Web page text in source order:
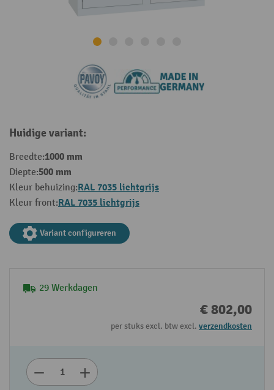
Huidige variant:
Breedte:1000 mm
Diepte:500 mm
Kleur behuizing:RAL 7035 lichtgrijs
Kleur front:RAL 7035 lichtgrijs
Variant configureren
29 Werkdagen
€ 802,00
per stuks excl. btw excl. verzendkosten